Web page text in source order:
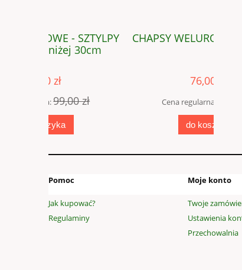
CHAPSY WELUROWE - SZTYLPY
Cena regularna: 99,00 zł
Pomoc
Jak kupować?
Regulaminy
Moje konto
Twoje
Ustawienia
Przechowalnia